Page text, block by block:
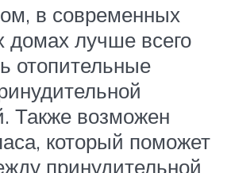
в современных
домах лучше всего
отопительные
Также возможен
который поможет
принудительной